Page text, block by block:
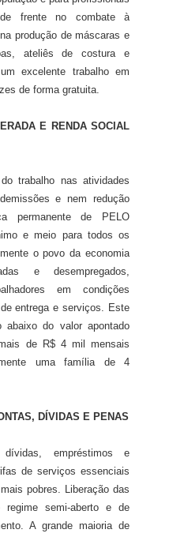
frente no combate à
produção de máscaras e
ateliês de costura e
excelente trabalho em
de forma gratuita.
E RENDA SOCIAL
trabalho nas atividades
e nem redução
permanente de PELO
e meio para todos os
o povo da economia
e desempregados,
em condições
entrega e serviços. Este
abaixo do valor apontado
de R$ 4 mil mensais
uma família de 4
DÍVIDAS E PENAS
dívidas, empréstimos e
de serviços essenciais
pobres. Liberação das
semi-aberto e de
A grande maioria de